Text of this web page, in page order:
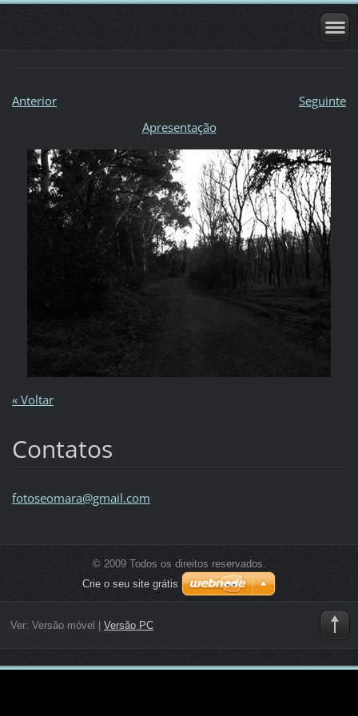
Anterior
Seguinte
Apresentação
« Voltar
Contatos
fotoseomara@gmail.com
© 2009 Todos os direitos reservados.
Crie o seu site grátis
Ver: Versão móvel Versão PC